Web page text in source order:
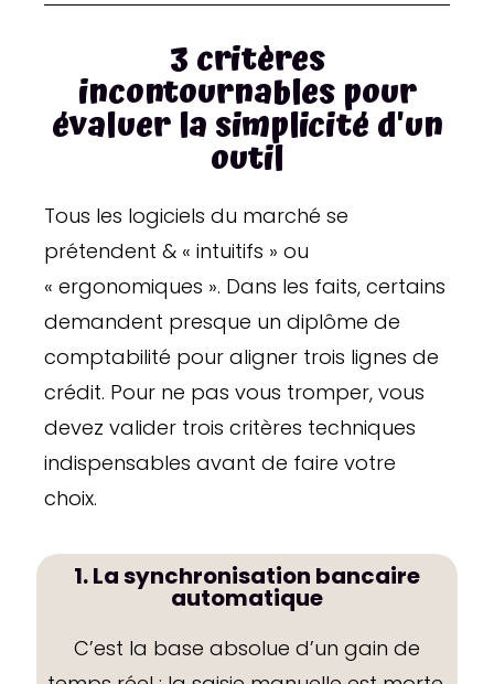
3 critères
incontournables pour
évaluer la simplicité d'un
outil
Tous les logiciels du marché se
prétendent & « intuitifs » ou
« ergonomiques ». Dans les faits, certains
demandent presque un diplôme de
comptabilité pour aligner trois lignes de
crédit. Pour ne pas vous tromper, vous
devez valider trois critères techniques
indispensables avant de faire votre
choix.
1. La synchronisation bancaire
automatique
C’est la base absolue d’un gain de